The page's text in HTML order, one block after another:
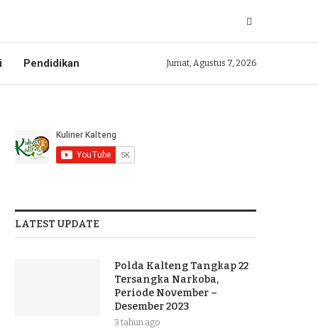
Pendidikan Jumat, Agustus 7, 2026
LATEST UPDATE
Polda Kalteng Tangkap 22
Tersangka Narkoba,
Periode November –
Desember 2023
3 tahun ago